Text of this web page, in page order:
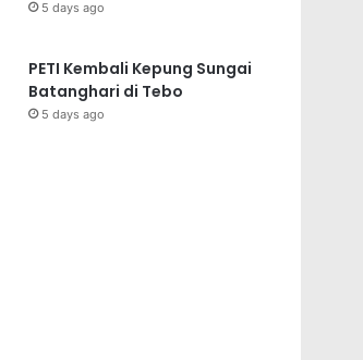
5 days ago
PETI Kembali Kepung Sungai
Batanghari di Tebo
5 days ago